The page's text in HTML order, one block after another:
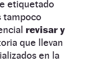
etiquetado
tampoco
revisar y
que llevan
en la